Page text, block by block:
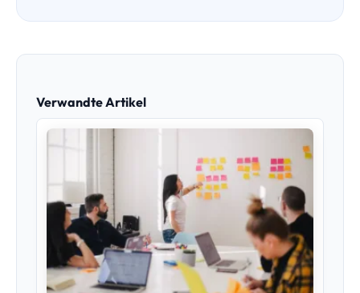
Verwandte Artikel